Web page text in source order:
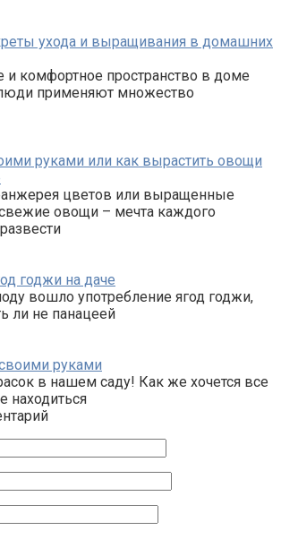
ухода и выращивания в домашних
и комфортное пространство в доме
применяют множество
руками или как вырастить овощи
цветов или выращенные
овощи – мечта каждого
годжи на даче
вошло употребление ягод годжи,
ли не панацеей
руками
в нашем саду! Как же хочется все
находиться